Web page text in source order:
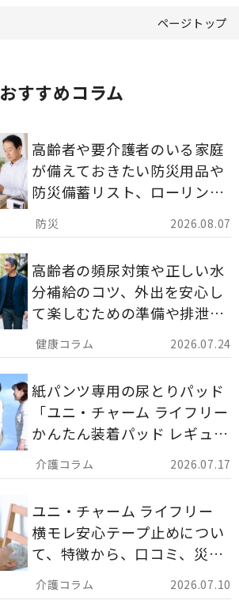
ページトップ
おすすめコラム
2026.08.07
高齢者や要介護者のいる家庭
が備えておきたい防災用品や
防災備蓄リスト、ローリング
ストックのポイントについて
解説します。
2026.07.24
高齢者の頻尿対策や正しい水
分補給のコツ、外出を安心し
て楽しむための準備や排泄ケ
ア用品の選び方を解説しま
す。
2026.07.17
紙パンツ専用の尿とりパッド
「ユニ・チャーム ライフリー
かんたん装着パッド レギュラ
ー 計162枚」について解説し
ます。
2026.07.10
ユニ・チャーム ライフリー
横モレ安心テープ止めについ
て、特徴から、口コミ、災害
備蓄としての活用法まで分か
りやすく解説します。